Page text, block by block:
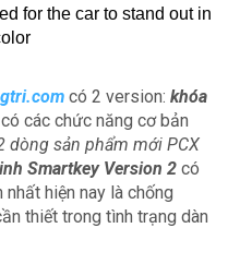
for the car to stand out in
có 2 version: khóa
có các chức năng cơ bản
dòng sản phẩm mới PCX
Smartkey Version 2 có
hiện nay là chống
thiết trong tình trạng dàn